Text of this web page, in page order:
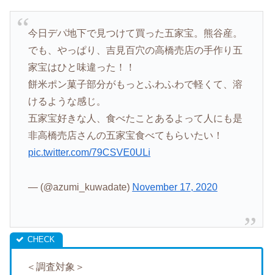
今日デパ地下で見つけて買った五家宝。熊谷産。
でも、やっぱり、吉見百穴の高橋売店の手作り五
家宝はひと味違った！！
餅米ポン菓子部分がもっとふわふわで軽くて、溶
けるような感じ。
五家宝好きな人、食べたことあるよって人にも是
非高橋売店さんの五家宝食べてもらいたい！
pic.twitter.com/79CSVE0ULi
— (@azumi_kuwadate) November 17, 2020
＜調査対象＞